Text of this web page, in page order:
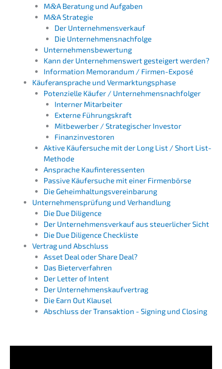
M&A Beratung und Aufgaben
M&A Strate­gie
Der Unter­nehmens­verkauf
Die Unternehmens­nachfolge
Unter­neh­mens­be­wer­tung
Kann der Unter­neh­mens­wert gestei­gert werden?
Infor­ma­ti­on Memoran­dum / Firmen-Exposé
Käufer­an­spra­che und Vermarktungsphase
Poten­zi­el­le Käufer / Unternehmensnachfolger
Inter­ner Mitarbeiter
Exter­ne Führungskraft
Mitbe­wer­ber / Strate­gi­scher Investor
Finanz­in­ves­to­ren
Aktive Käufer­su­che mit der Long List / Short List-
Methode
Anspra­che Kaufinteressenten
Passi­ve Käufer­su­che mit einer Firmenbörse
Die Geheim­hal­tungs­ver­ein­ba­rung
Unter­neh­mens­prü­fung und Verhandlung
Die Due Diligence
Der Unter­nehmens­verkauf aus steuer­li­cher Sicht
Die Due Diligence Checkliste
Vertrag und Abschluss
Asset Deal oder Share Deal?
Das Bieter­ver­fah­ren
Der Letter of Intent
Der Unter­neh­mens­kauf­ver­trag
Die Earn Out Klausel
Abschluss der Trans­ak­ti­on - Signing und Closing